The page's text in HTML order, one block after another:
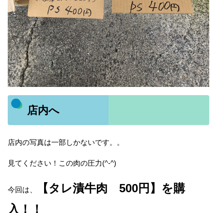
店内へ
店内の写真は一部しかないです。。
見てください！この肉の圧力(^-^)
今回は、
【タレ漬牛肉 500円】を購
入！！